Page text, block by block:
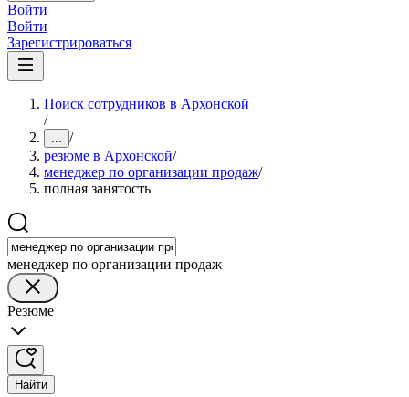
Войти
Войти
Зарегистрироваться
Поиск сотрудников в Архонской
/
... /
резюме в Архонской/
менеджер по организации продаж/
полная занятость
менеджер по организации продаж
Резюме
Найти